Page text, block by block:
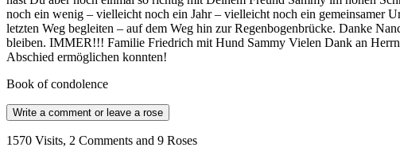
noch ein wenig – vielleicht noch ein Jahr – vielleicht noch ein gemeinsamer
letzten Weg begleiten – auf dem Weg hin zur Regenbogenbrücke. Danke
bleiben. IMMER!!! Familie Friedrich mit Hund Sammy Vielen Dank an
Abschied ermöglichen konnten!
Book of condolence
Write a comment or leave a rose
1570 Visits, 2 Comments and 9 Roses